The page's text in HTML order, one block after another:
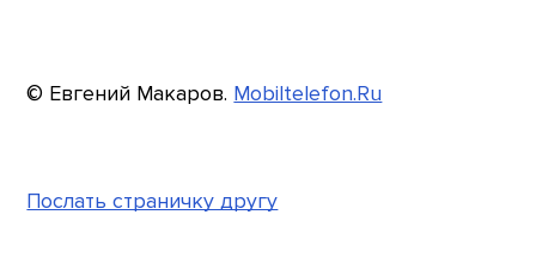
© Евгений Макаров. Mobiltelefon.Ru
Послать страничку другу